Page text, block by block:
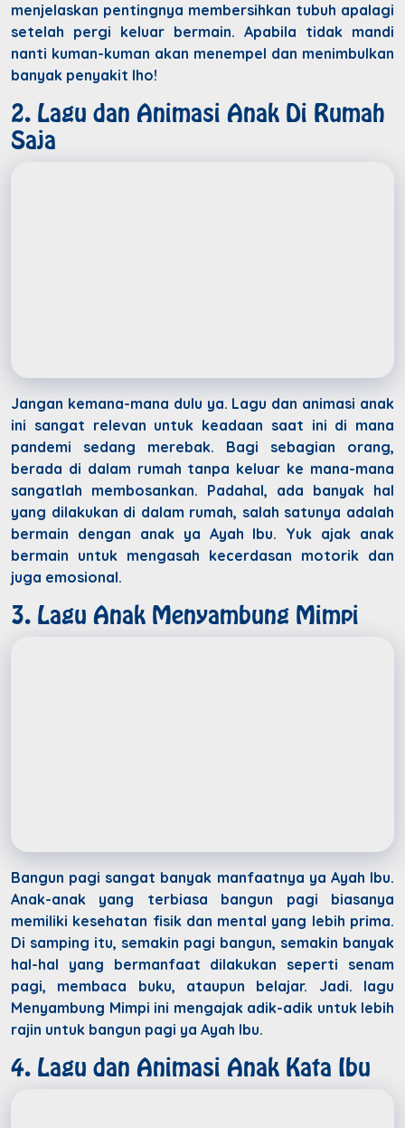
menjelaskan pentingnya membersihkan tubuh apalagi
setelah pergi keluar bermain. Apabila tidak mandi
nanti kuman-kuman akan menempel dan menimbulkan
banyak penyakit lho!
2. Lagu dan Animasi Anak Di Rumah
Saja
Jangan kemana-mana dulu ya. Lagu dan animasi anak
ini sangat relevan untuk keadaan saat ini di mana
pandemi sedang merebak. Bagi sebagian orang,
berada di dalam rumah tanpa keluar ke mana-mana
sangatlah membosankan. Padahal, ada banyak hal
yang dilakukan di dalam rumah, salah satunya adalah
bermain dengan anak ya Ayah Ibu. Yuk ajak anak
bermain untuk mengasah kecerdasan motorik dan
juga emosional.
3. Lagu Anak Menyambung Mimpi
Bangun pagi sangat banyak manfaatnya ya Ayah Ibu.
Anak-anak yang terbiasa bangun pagi biasanya
memiliki kesehatan fisik dan mental yang lebih prima.
Di samping itu, semakin pagi bangun, semakin banyak
hal-hal yang bermanfaat dilakukan seperti senam
pagi, membaca buku, ataupun belajar. Jadi. lagu
Menyambung Mimpi ini mengajak adik-adik untuk lebih
rajin untuk bangun pagi ya Ayah Ibu.
4. Lagu dan Animasi Anak Kata Ibu